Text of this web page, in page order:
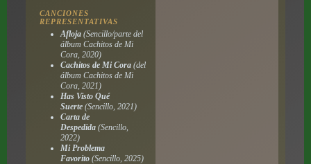
CANCIONES
REPRESENTATIVAS
Afloja(Sencillo/parte del
álbum Cachitos de Mi
Cora, 2020)
Cachitos de Mi Cora(del
álbum Cachitos de Mi
Cora, 2021)
Has Visto Qué
Suerte(Sencillo, 2021)
Carta de
Despedida(Sencillo,
2022)
Mi Problema
Favorito(Sencillo, 2025)